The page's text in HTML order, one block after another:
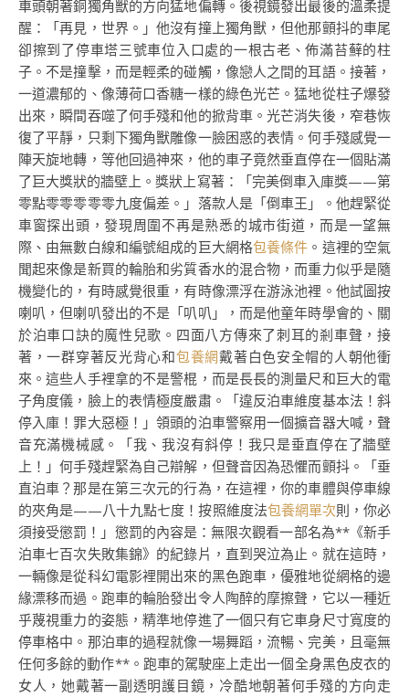
車頭朝著銅獨角獸的方向猛地偏轉。後視鏡發出最後的溫柔提
醒：「再見，世界。」他沒有撞上獨角獸，但他那顫抖的車尾
卻擦到了停車塔三號車位入口處的一根古老、佈滿苔蘚的柱
子。不是撞擊，而是輕柔的碰觸，像戀人之間的耳語。接著，
一道濃郁的、像薄荷口香糖一樣的綠色光芒。猛地從柱子爆發
出來，瞬間吞噬了何手殘和他的掀背車。光芒消失後，窄巷恢
復了平靜，只剩下獨角獸雕像一臉困惑的表情。何手殘感覺一
陣天旋地轉，等他回過神來，他的車子竟然垂直停在一個貼滿
了巨大獎狀的牆壁上。獎狀上寫著：「完美倒車入庫獎——第
零點零零零零零九度偏差。」落款人是「倒車王」。他趕緊從
車窗探出頭，發現周圍不再是熟悉的城市街道，而是一望無
際、由無數白線和編號組成的巨大網格包養條件 。這裡的空氣
聞起來像是新買的輪胎和劣質香水的混合物，而重力似乎是隨
機變化的，有時感覺很重，有時像漂浮在游泳池裡。他試圖按
喇叭，但喇叭發出的不是「叭叭」，而是他童年時學會的、關
於泊車口訣的魔性兒歌。四面八方傳來了刺耳的剎車聲，接
著，一群穿著反光背心和包養網戴著白色安全帽的人朝他衝
來。這些人手裡拿的不是警棍，而是長長的測量尺和巨大的電
子角度儀，臉上的表情極度嚴肅。「違反泊車維度基本法！斜
停入庫！罪大惡極！」領頭的泊車警察用一個擴音器大喊，聲
音充滿機械感。「我、我沒有斜停！我只是垂直停在了牆壁
上！」何手殘趕緊為自己辯解，但聲音因為恐懼而顫抖。「垂
直泊車？那是在第三次元的行為，在這裡，你的車體與停車線
的夾角是——八十九點七度！按照維度法包養網單次則，你必
須接受懲罰！」懲罰的內容是：無限次觀看一部名為**《新手
泊車七百次失敗集錦》的紀錄片，直到哭泣為止。就在這時，
一輛像是從科幻電影裡開出來的黑色跑車，優雅地從網格的邊
緣漂移而過。跑車的輪胎發出令人陶醉的摩擦聲，它以一種近
乎蔑視重力的姿態，精準地停進了一個只有它車身尺寸寬度的
停車格中。那泊車的過程就像一場舞蹈，流暢、完美，且毫無
任何多餘的動作**。跑車的駕駛座上走出一個全身黑色皮衣的
女人，她戴著一副透明護目鏡，冷酷地朝著何手殘的方向走